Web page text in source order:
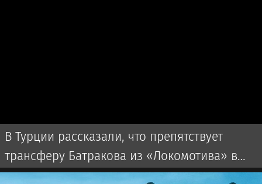
В Турции рассказали, что препятствует
трансферу Батракова из «Локомотива» в
«Галатасарай»